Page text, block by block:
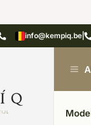
info@kempiq.be
Unieke